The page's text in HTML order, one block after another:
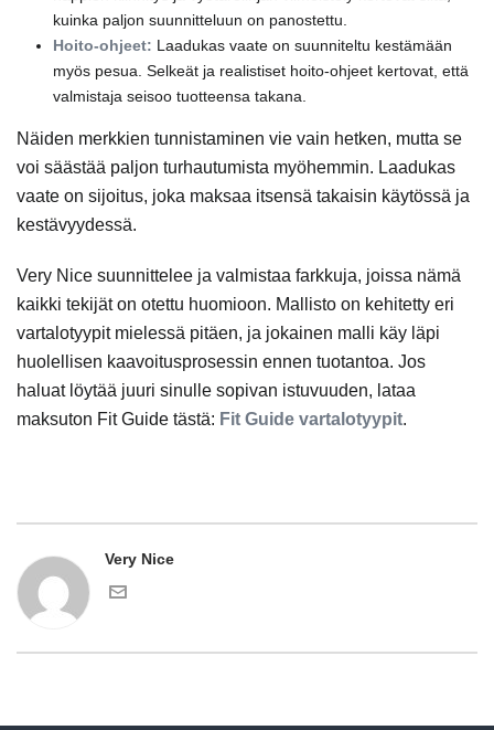
kuinka paljon suunnitteluun on panostettu.
Hoito-ohjeet: Laadukas vaate on suunniteltu kestämään
myös pesua. Selkeät ja realistiset hoito-ohjeet kertovat, että
valmistaja seisoo tuotteensa takana.
Näiden merkkien tunnistaminen vie vain hetken, mutta se
voi säästää paljon turhautumista myöhemmin. Laadukas
vaate on sijoitus, joka maksaa itsensä takaisin käytössä ja
kestävyydessä.
Very Nice suunnittelee ja valmistaa farkkuja, joissa nämä
kaikki tekijät on otettu huomioon. Mallisto on kehitetty eri
vartalotyypit mielessä pitäen, ja jokainen malli käy läpi
huolellisen kaavoitusprosessin ennen tuotantoa. Jos
haluat löytää juuri sinulle sopivan istuvuuden, lataa
maksuton Fit Guide tästä: Fit Guide vartalotyypit.
Very Nice